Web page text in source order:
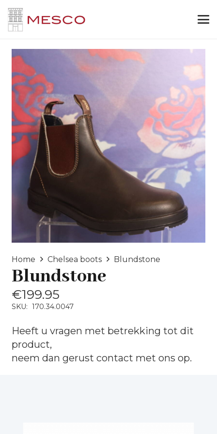
Home Chelsea boots Blundstone
Blundstone
€199.95
SKU: 170.34.0047
Heeft u vragen met betrekking tot dit
product,
neem dan gerust contact met ons op.